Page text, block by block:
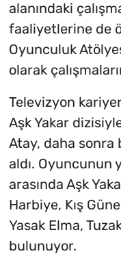
alanındaki
faaliyetlerine de
Oyunculuk
olarak
Televizyon
Aşk Yakar
Atay, daha sonra
aldı. Oyuncunun
arasında Aşk
Harbiye, Kış
Yasak Elma,
bulunuyor.